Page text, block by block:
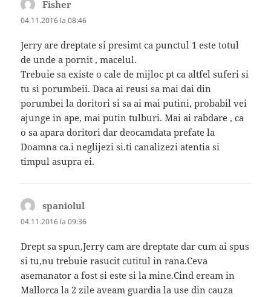
Fisher
04.11.2016 la 08:46
Jerry are dreptate si presimt ca punctul 1 este totul
de unde a pornit , macelul.
Trebuie sa existe o cale de mijloc pt ca altfel suferi si
tu si porumbeii. Daca ai reusi sa mai dai din
porumbei la doritori si sa ai mai putini, probabil vei
ajunge in ape, mai putin tulburi. Mai ai rabdare , ca
o sa apara doritori dar deocamdata prefate la
Doamna ca.i neglijezi si.ti canalizezi atentia si
timpul asupra ei.
spaniolul
04.11.2016 la 09:36
Drept sa spun,Jerry cam are dreptate dar cum ai spus
si tu,nu trebuie rasucit cutitul in rana.Ceva
asemanator a fost si este si la mine.Cind eream in
Mallorca la 2 zile aveam guardia la use din cauza